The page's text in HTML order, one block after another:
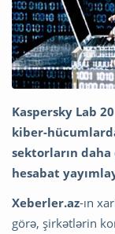
Kaspersky Lab
kiber-
sektorların
hesabat
Xeberler.az-ın
görə, şirkətlərin